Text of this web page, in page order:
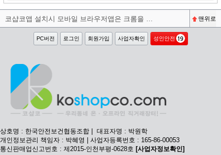
맨위로
PC버전 로그인 회원가입 사업자확인 성인안전
상호명 : 한국안전보건협동조합 | 대표자명 : 박원학
개인정보관리 책임자 : 박혜영 | 사업자등록번호 : 165-86-00053
통신판매업신고번호 : 제2015-인천부평-0628호 [사업자정보확인]